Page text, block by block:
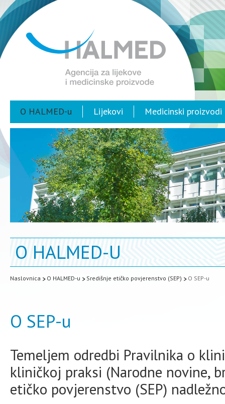
O HALMED-u Lijekovi Medicinski proizvodi
O HALMED-U
Naslovnica O HALMED-u Središnje etičko povjerenstvo (SEP) O SEP-u
O SEP-u
Temeljem odredbi Pravilnika o
kliničkoj praksi (Narodne novine,
etičko povjerenstvo (SEP)